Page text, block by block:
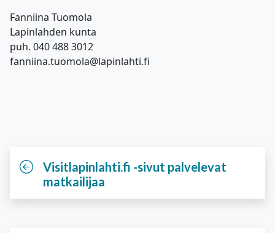
Fanniina Tuomola
Lapinlahden kunta
puh. 040 488 3012
fanniina.tuomola@lapinlahti.fi
Visitlapinlahti.fi -sivut palvelevat
matkailijaa